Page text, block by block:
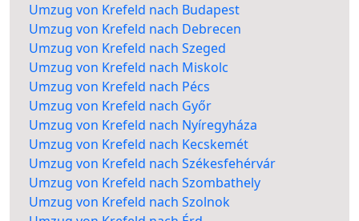
Umzug von Krefeld nach Budapest
Umzug von Krefeld nach Debrecen
Umzug von Krefeld nach Szeged
Umzug von Krefeld nach Miskolc
Umzug von Krefeld nach Pécs
Umzug von Krefeld nach Győr
Umzug von Krefeld nach Nyíregyháza
Umzug von Krefeld nach Kecskemét
Umzug von Krefeld nach Székesfehérvár
Umzug von Krefeld nach Szombathely
Umzug von Krefeld nach Szolnok